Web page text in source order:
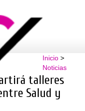
Inicio>
Noticias
talleres
Salud y